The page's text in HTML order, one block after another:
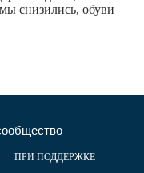
снизились, обуви
ПРИ ПОДДЕРЖКЕ